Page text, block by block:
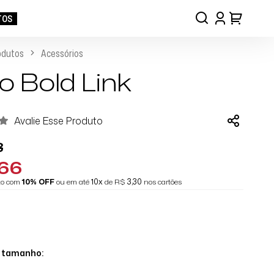
Acessórios
Bold Link
Avalie Esse Produto
com10% OFFou em até10xde R$ 3,30 nos cartões
tamanho: